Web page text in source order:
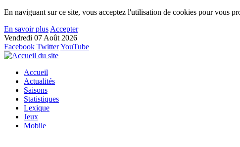
En naviguant sur ce site, vous acceptez l'utilisation de cookies pour vous
En savoir plus Accepter
Vendredi 07 Août 2026
Facebook TwitterYouTube
Accueil
Actualités
Saisons
Statistiques
Lexique
Jeux
Mobile